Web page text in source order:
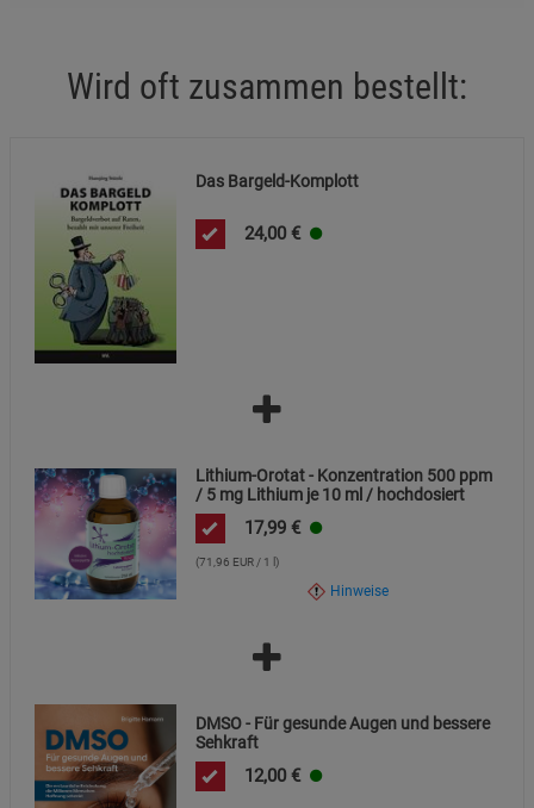
Wird oft zusammen bestellt:
Das Bargeld-Komplott
24,00 €
Lithium-Orotat - Konzentration 500 ppm
/ 5 mg Lithium je 10 ml / hochdosiert
17,99 €
(71,96 EUR / 1 l)
Hinweise
DMSO - Für gesunde Augen und bessere
Sehkraft
12,00 €
Beschreibung Statistik Cookies
Marketing Cookies (3)
Beschreibung Marketing Cookies